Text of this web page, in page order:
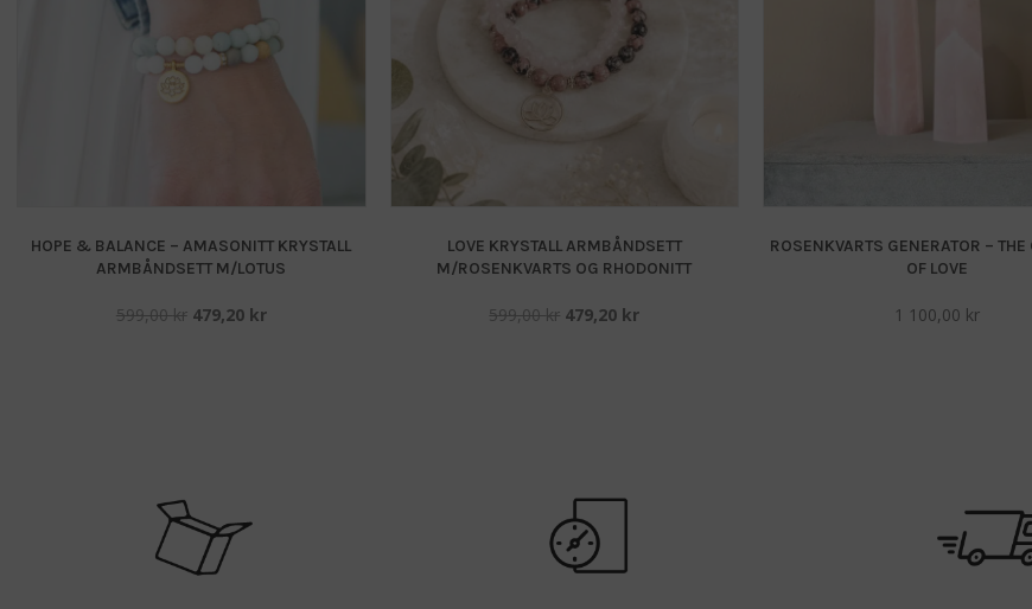
HOPE & BALANCE – AMASONITT KRYSTALL
ARMBÅNDSETT M/LOTUS
599,00kr Opprinnelig
479,20 krNåværende
LOVE KRYSTALL ARMBÅNDSETT
M/ROSENKVARTS OG RHODONITT
599,00kr Opprinnelig
479,20 krNåværende
ROSENKVARTS GENERATOR – THE
OF LOVE
1 100,00 kr